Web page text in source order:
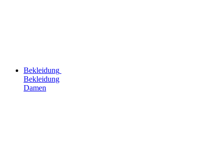
Bekleidung
Bekleidung
Damen